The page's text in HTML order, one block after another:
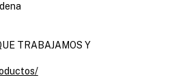
TRABAJAMOS Y